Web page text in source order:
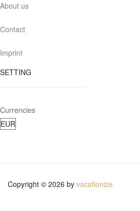
About us
Contact
Imprint
SETTING
Currencies
Copyright © 2026 by vacationize